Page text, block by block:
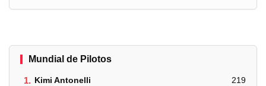
Mundial de Pilotos
1. Kimi Antonelli 219